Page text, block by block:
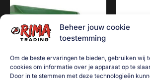
Beheer jouw cookie
toestemming
Om de beste ervaringen te bieden, gebruiken wij
cookies om informatie over je apparaat op te
Door in te stemmen met deze technologieën